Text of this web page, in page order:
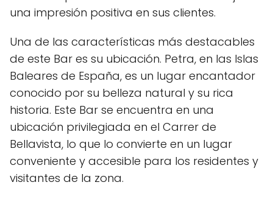
una impresión positiva en sus clientes.
Una de las características más destacables
de este Bar es su ubicación. Petra, en las Islas
Baleares de España, es un lugar encantador
conocido por su belleza natural y su rica
historia. Este Bar se encuentra en una
ubicación privilegiada en el Carrer de
Bellavista, lo que lo convierte en un lugar
conveniente y accesible para los residentes y
visitantes de la zona.